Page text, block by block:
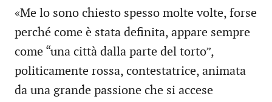
«Me lo sono chiesto spesso molte volte, forse
perché come è stata definita, appare sempre
come “una città dalla parte del torto”,
politicamente rossa, contestatrice, animata
da una grande passione che si accese